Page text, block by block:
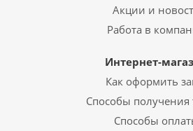
Акции и
Работа в
Интернет-
Как оформить
Способы получения
Способы